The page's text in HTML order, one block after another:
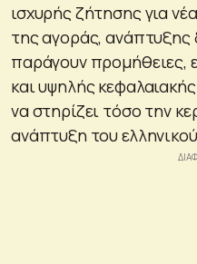
ισχυρής ζήτησης για
της αγοράς,
παράγουν προμήθειες,
και υψηλής
να στηρίζει τόσο την
ανάπτυξη του